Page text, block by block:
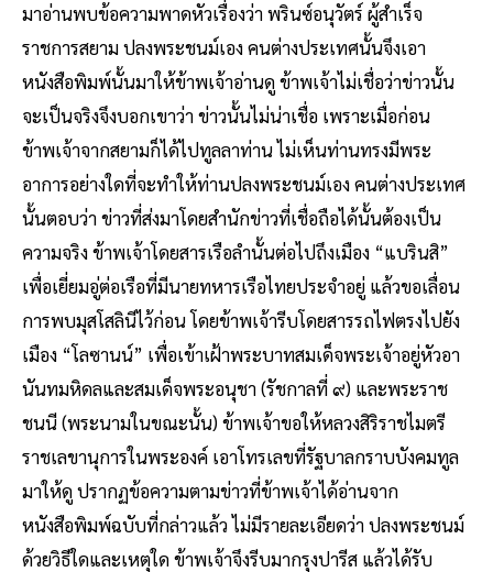
มาอ่านพบข้อความพาดหัวเรื่องว่า พรินซ์อนุวัตร์ ผู้สำเร็จ
ราชการสยาม ปลงพระชนม์เอง คนต่างประเทศนั้นจึงเอา
หนังสือพิมพ์นั้นมาให้ข้าพเจ้าอ่านดู ข้าพเจ้าไม่เชื่อว่าข่าวนั้น
จะเป็นจริงจึงบอกเขาว่า ข่าวนั้นไม่น่าเชื่อ เพราะเมื่อก่อน
ข้าพเจ้าจากสยามก็ได้ไปทูลลาท่าน ไม่เห็นท่านทรงมีพระ
อาการอย่างใดที่จะทำให้ท่านปลงพระชนม์เอง คนต่างประเทศ
นั้นตอบว่า ข่าวที่ส่งมาโดยสำนักข่าวที่เชื่อถือได้นั้นต้องเป็น
ความจริง ข้าพเจ้าโดยสารเรือลำนั้นต่อไปถึงเมือง “แบรินสิ”
เพื่อเยี่ยมอู่ต่อเรือที่มีนายทหารเรือไทยประจำอยู่ แล้วขอเลื่อน
การพบมุสโสลินีไว้ก่อน โดยข้าพเจ้ารีบโดยสารรถไฟตรงไปยัง
เมือง “โลซานน์” เพื่อเข้าเฝ้าพระบาทสมเด็จพระเจ้าอยู่หัวอา
นันทมหิดลและสมเด็จพระอนุชา (รัชกาลที่ ๙) และพระราช
ชนนี (พระนามในขณะนั้น) ข้าพเจ้าขอให้หลวงสิริราชไมตรี
ราชเลขานุการในพระองค์ เอาโทรเลขที่รัฐบาลกราบบังคมทูล
มาให้ดู ปรากฏข้อความตามข่าวที่ข้าพเจ้าได้อ่านจาก
หนังสือพิมพ์ฉบับที่กล่าวแล้ว ไม่มีรายละเอียดว่า ปลงพระชนม์
ด้วยวิธีใดและเหตุใด ข้าพเจ้าจึงรีบมากรุงปารีส แล้วได้รับ